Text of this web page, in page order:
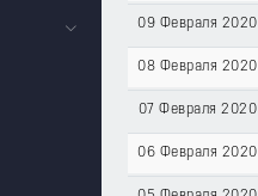
09 Февраля 2020
08 Февраля 2020
07 Февраля 2020
06 Февраля 2020